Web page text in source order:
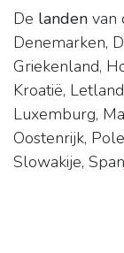
De landen van
Denemarken,
Griekenland,
Kroatië,
Luxemburg,
Oostenrijk,
Slowakije,